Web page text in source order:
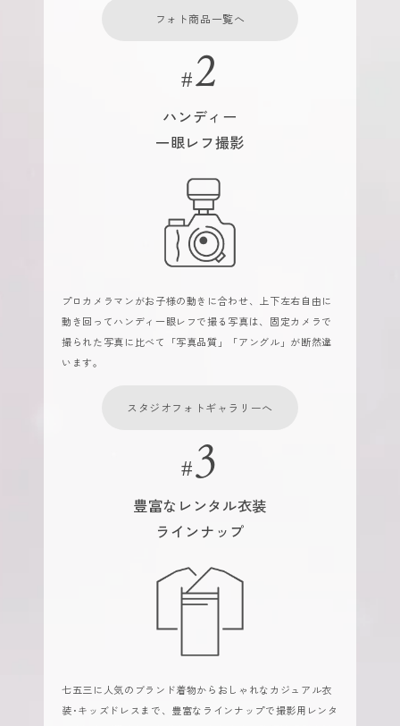
フォト商品一覧へ
ハンディー
一眼レフ撮影
プロカメラマンがお子様の動きに合わせ、上下左右自由に
動き回ってハンディ一眼レフで撮る写真は、固定カメラで
撮られた写真に比べて「写真品質」「アングル」が断然違
います。
スタジオフォトギャラリーへ
豊富なレンタル衣装
ラインナップ
七五三に人気のブランド着物からおしゃれなカジュアル衣
装･キッズドレスまで、豊富なラインナップで撮影用レンタ